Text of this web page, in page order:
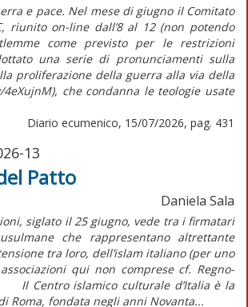
e pace. Nel mese di giugno il Comitato
riunito on-line dall’8 al 12 (non potendo
come previsto per le restrizioni
una serie di pronunciamenti sulla
proliferazione della guerra alla via della
che condanna le teologie usate
Diario ecumenico, 15/07/2026, pag. 431
13
Patto
Daniela Sala
siglato il 25 giugno, vede tra i firmatari
che rappresentano altrettante
tra loro, dell’islam italiano (per uno
qui non comprese cf. Regno-
Il Centro islamico culturale d’Italia è la
Roma, fondata negli anni Novanta...